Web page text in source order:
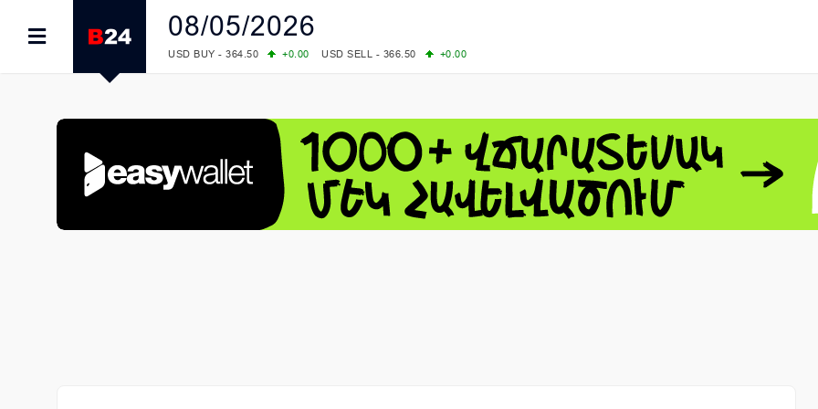
08/05/2026
USD BUY - 364.50 +0.00 USD SELL - 366.50
+0.00
COMEX: PLATINUM - 1759.60
LME: ALUMINIUM - 3184.00
-0.27 COPPER - 13791.00
-0.12
LME: NICKEL - 17249.00
+0.09 TIN - 55268.00
+2.50
LME: LEAD - 1877.50
-1.00 ZINC - 3643.00
+1.43
FOREX: USD/JPY - 157.76
-0.39 EUR/GBP - 1.1558
+0.32
FOREX: EUR/USD - 1.1558
+0.32 GBP/USD - 1.3488
+0.30